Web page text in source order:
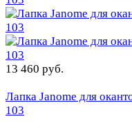
13 460 руб.
Лапка Janome для
103